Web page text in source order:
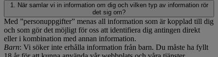
1. När samlar vi in information om dig och vilken typ av information rör
det sig om?
Med ”personuppgifter” menas all information som är kopplad till dig
och som gör det möjligt för oss att identifiera dig antingen direkt
eller i kombination med annan information.
Barn: Vi söker inte erhålla information från barn. Du måste ha fyllt